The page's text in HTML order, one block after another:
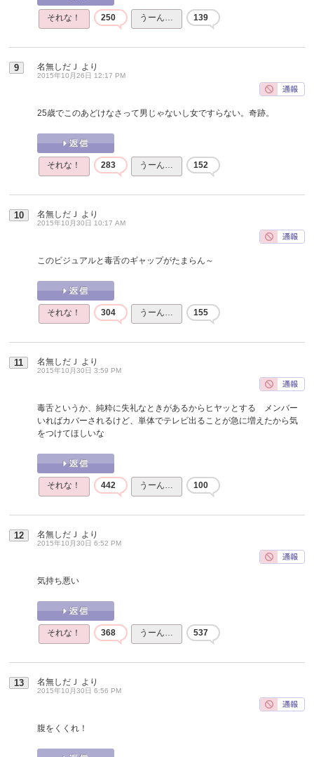
それな！ 250 うーん… 139
9 名無しだＪ より
2015年10月26日 12:17 PM
25歳でこのあどけなさって男じゃないし女ですらない。奇跡。
それな！ 283 うーん… 152
10 名無しだＪ より
2015年10月30日 10:17 AM
このビジュアルと毒舌のギャップがたまらん～
それな！ 304 うーん… 155
11 名無しだＪ より
2015年10月30日 3:59 PM
毒舌というか、純粋に失礼なときがあるからヒヤッとする メンバー
いればカバーされるけど、単体でテレビ出ることが急に増えたから気
をつけてほしいな
それな！ 442 うーん… 100
12 名無しだＪ より
2015年10月30日 6:52 PM
気持ち悪い
それな！ 368 うーん… 537
13 名無しだＪ より
2015年10月30日 6:56 PM
腹をくくれ！